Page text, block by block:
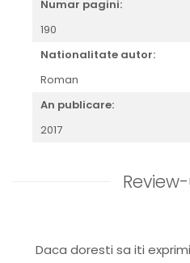
Numar pagini:
190
Nationalitate autor:
Roman
An publicare:
2017
Daca doresti sa iti